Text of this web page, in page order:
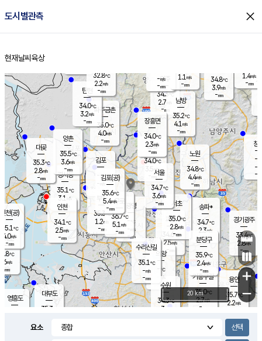
도시별관측 close
홈
현재날씨 육상
의도
℃
m/s
mm
영흥도
양주
34.3℃
2.7
-mm
과천
34.6℃
2.5m/s
- mm
용인
35.7℃
2.2m/s
경기광주
33.4℃
2.8m/s
-mm
대부도
35.3
경서동
35.1℃
3.1 m/s
-mm
파주금촌
35.0℃
4.0m/s
-mm
34.8℃
3.9m/s
-mm
대곶
35.3℃
2.8m/s
-mm
창
-
-m/
-
탄현
34.0℃
3.2m/s
-mm
1.4m/s
-mm
의왕
- ℃
m/s
mm
김포
- ℃
-m/s
mm
광명
- ℃
-m/s
-mm
부천
35.3℃
1.2m/s
-mm
양촌
35.5℃
3.6m/s
-mm
구로
36.7℃
5.1 m/s
-mm
은평
34.0℃
3.5 m/s
- mm
노원
34.8℃
4.4m/s
-mm
송파*
34.7℃
2.3m/s
-mm
서초
35.0℃
2.8m/s
-mm
남방
35.2℃
4.1 m/s
-mm
기흥구갈
35.0℃
2.7m/s
-
수리산길
35.1℃
-m/s
-mm
분당구
35.9℃
2.4m/s
-mm
장흥면
34.0℃
2.3m/s
-mm
-m/s
-mm
인천(공)
35.1℃
4.0m/s
-mm
김포(공)
35.6℃
5.4m/s
-mm
수원
34.3℃
3 m/s
인천
34.1℃
2.5m/s
-mm
서울
34.7℃
3.6m/s
-mm
32.8℃
2.2m/s
-mm
1.1 m/s
-mm
+
−
20 km
요소